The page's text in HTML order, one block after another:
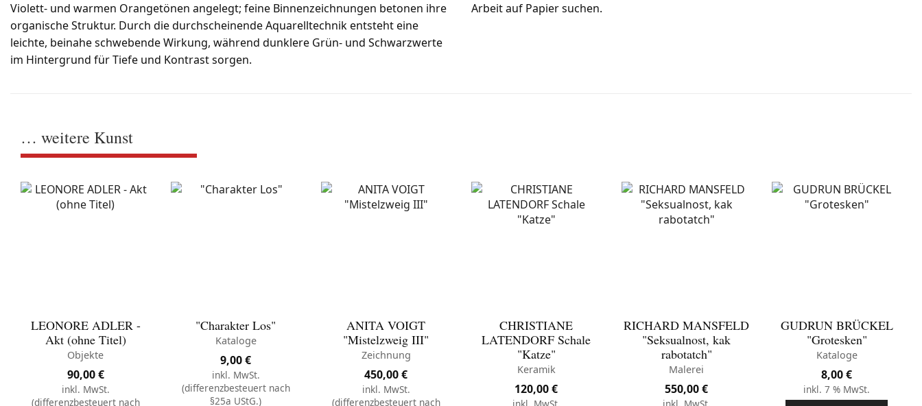
Violett- und warmen Orangetönen angelegt; feine Binnenzeichnungen betonen ihre
organische Struktur. Durch die durchscheinende Aquarelltechnik entsteht eine
leichte, beinahe schwebende Wirkung, während dunklere Grün- und Schwarzwerte
im Hintergrund für Tiefe und Kontrast sorgen.
Arbeit auf Papier suchen.
… weitere Kunst
LEONORE ADLER -
Akt (ohne Titel)
Objekte
90,00€
inkl. MwSt.
(differenzbesteuert nach
"Charakter Los"
Kataloge
9,00€
inkl. MwSt.
(differenzbesteuert nach
§25a UStG.)
ANITA VOIGT
"Mistelzweig III"
Zeichnung
450,00€
inkl. MwSt.
(differenzbesteuert nach
CHRISTIANE
LATENDORF Schale
"Katze"
Keramik
120,00€
RICHARD MANSFELD
"Seksualnost, kak
rabotatch"
Malerei
550,00€
GUDRUN BRÜCKEL
"Grotesken"
Kataloge
8,00€
inkl. 7 % MwSt.